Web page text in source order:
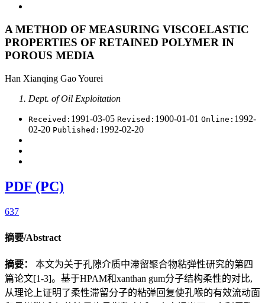
A METHOD OF MEASURING VISCOELASTIC
PROPERTIES OF RETAINED POLYMER IN
POROUS MEDIA
Han Xianqing Gao Yourei
Dept. of Oil Exploitation
Received: 1991-03-05 Revised: 1900-01-01 Online: 1992-
02-20 Published: 1992-02-20
PDF (PC)
637
摘要/Abstract
摘要： 本文为关于孔隙介质中滞留聚合物粘弹性研究的第四
篇论文[1-3]。基于HPAM和xanthan gum分子结构柔性的对比,
从理论上证明了柔性滞留分子的粘弹回复使孔喉的有效流动面